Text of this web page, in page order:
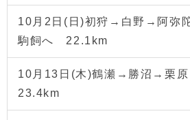
10月2日(日)初狩→白野→阿弥
駒飼へ 22.1km
10月13日(木)鶴瀬→勝沼→栗
23.4km